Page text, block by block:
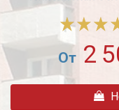
От 2
Санаторий